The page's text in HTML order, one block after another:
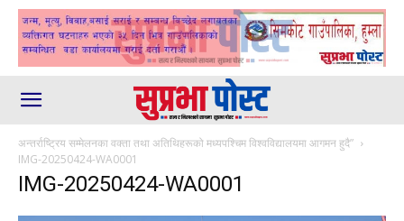
अन्तर्राष्ट्रिय सम्मेलनका वक्ता तथा अतिथिहरूको मध्यपश्चिम विश्वविद्यालयमा आगमन हुदै”
IMG-20250424-WA0001
IMG-20250424-WA0001